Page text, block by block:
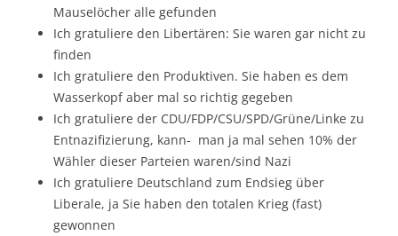
Mauselöcher alle gefunden
Ich gratuliere den Libertären: Sie waren gar nicht zu
finden
Ich gratuliere den Produktiven. Sie haben es dem
Wasserkopf aber mal so richtig gegeben
Ich gratuliere der CDU/FDP/CSU/SPD/Grüne/Linke zu
Entnazifizierung, kann- man ja mal sehen 10% der
Wähler dieser Parteien waren/sind Nazi
Ich gratuliere Deutschland zum Endsieg über
Liberale, ja Sie haben den totalen Krieg (fast)
gewonnen